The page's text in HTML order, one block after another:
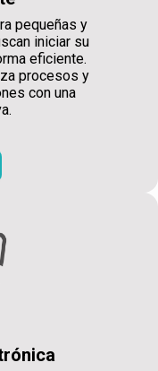
pequeñas y
iniciar su
eficiente.
procesos y
con una